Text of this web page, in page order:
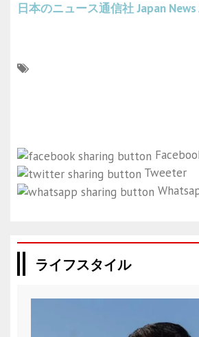
日本のニュース通信社 Japan
Tweeter
ライフスタイル